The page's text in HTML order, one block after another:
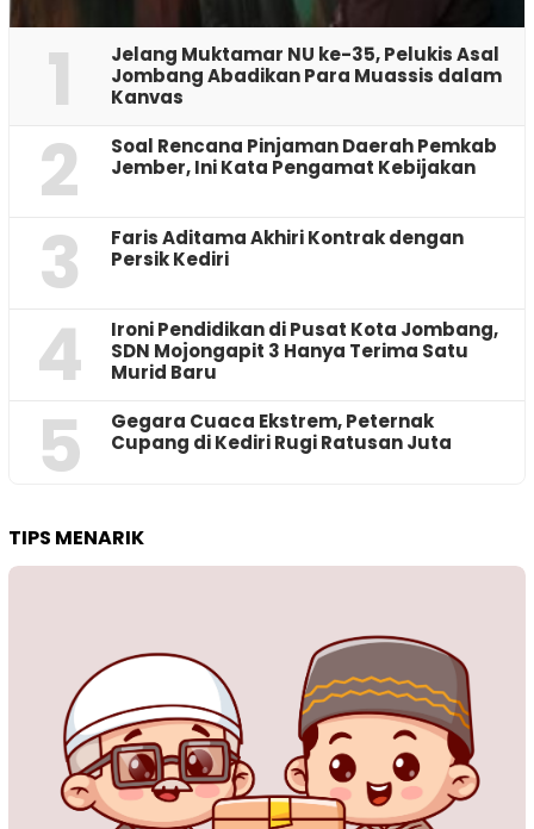
1
Jelang Muktamar NU ke-35, Pelukis Asal
Jombang Abadikan Para Muassis dalam
Kanvas
2
‎Soal Rencana Pinjaman Daerah Pemkab
Jember, Ini Kata Pengamat Kebijakan ‎
3
Faris Aditama Akhiri Kontrak dengan
Persik Kediri
4
Ironi Pendidikan di Pusat Kota Jombang,
SDN Mojongapit 3 Hanya Terima Satu
Murid Baru
5
‎Gegara Cuaca Ekstrem, Peternak
Cupang di Kediri Rugi Ratusan Juta
TIPS MENARIK